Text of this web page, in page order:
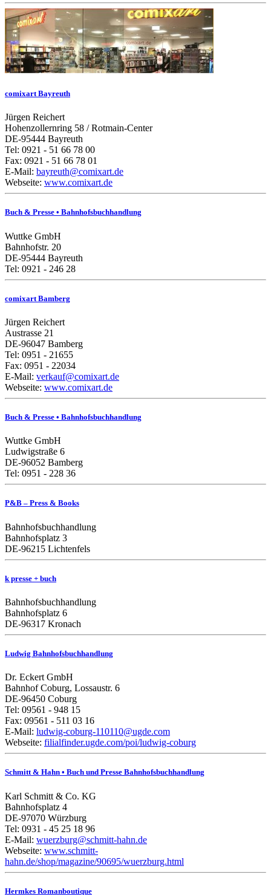
comixart Bayreuth
Jürgen Reichert
Hohenzollernring 58 / Rotmain-Center
DE-95444 Bayreuth
Tel: 0921 - 51 66 78 00
Fax: 0921 - 51 66 78 01
E-Mail: bayreuth@comixart.de
Webseite: www.comixart.de
Buch & Presse • Bahnhofsbuchhandlung
Wuttke GmbH
Bahnhofstr. 20
DE-95444 Bayreuth
Tel: 0921 - 246 28
comixart Bamberg
Jürgen Reichert
Austrasse 21
DE-96047 Bamberg
Tel: 0951 - 21655
Fax: 0951 - 22034
E-Mail: verkauf@comixart.de
Webseite: www.comixart.de
Buch & Presse • Bahnhofsbuchhandlung
Wuttke GmbH
Ludwigstraße 6
DE-96052 Bamberg
Tel: 0951 - 228 36
P&B – Press & Books
Bahnhofsbuchhandlung
Bahnhofsplatz 3
DE-96215 Lichtenfels
k presse + buch
Bahnhofsbuchhandlung
Bahnhofsplatz 6
DE-96317 Kronach
Ludwig Bahnhofsbuchhandlung
Dr. Eckert GmbH
Bahnhof Coburg, Lossaustr. 6
DE-96450 Coburg
Tel: 09561 - 948 15
Fax: 09561 - 511 03 16
E-Mail: ludwig-coburg-110110@ugde.com
Webseite: filialfinder.ugde.com/poi/ludwig-coburg
Schmitt & Hahn • Buch und Presse Bahnhofsbuchhandlung
Karl Schmitt & Co. KG
Bahnhofsplatz 4
DE-97070 Würzburg
Tel: 0931 - 45 25 18 96
E-Mail: wuerzburg@schmitt-hahn.de
Webseite: www.schmitt-
hahn.de/shop/magazine/90695/wuerzburg.html
Hermkes Romanboutique